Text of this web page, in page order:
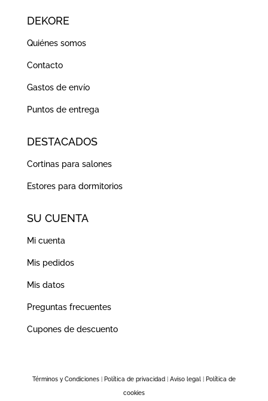
DEKORE
Quiénes somos
Contacto
Gastos de envío
Puntos de entrega
DESTACADOS
Cortinas para salones
Estores para dormitorios
SU CUENTA
Mi cuenta
Mis pedidos
Mis datos
Preguntas frecuentes
Cupones de descuento
Términos y Condiciones| Política de privacidad Aviso legal Política de
cookies